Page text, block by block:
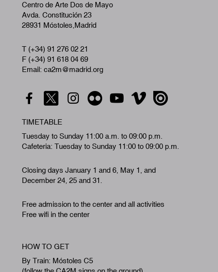
Centro de Arte Dos de Mayo
Avda. Constitución 23
28931 Móstoles,Madrid
T (+34) 91 276 02 21
F (+34) 91 618 04 69
Email: ca2m@madrid.org
TIMETABLE
Tuesday to Sunday 11:00 a.m. to 09:00 p.m.
Cafeteria: Tuesday to Sunday 11:00 to 09:00 p.m.
Closing days January 1 and 6, May 1, and
December 24, 25 and 31.
Free admission to the center and all activities
Free wifi in the center
HOW TO GET
By Train: Móstoles C5